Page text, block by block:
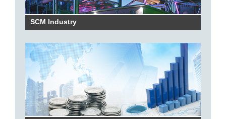
SCM Industry